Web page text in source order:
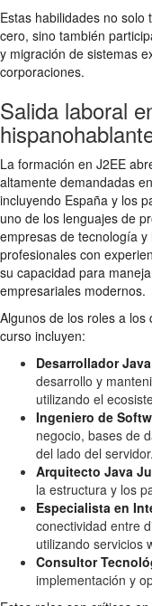
Estas habilidades no
cero, sino también
y migración de sistemas
corporaciones.
Salida laboral
La formación en J2EE
altamente demandadas
incluyendo España y los
uno de los lenguajes de
empresas de tecnología
profesionales con
su capacidad para
empresariales modernos.
Algunos de los roles a
curso incluyen:
Desarrollador
desarrollo y
utilizando el
Ingeniero de
negocio, bases de
del lado del servidor.
Arquitecto Java
la estructura y los
Especialista en
conectividad entre
utilizando servicios
Consultor
implementación y